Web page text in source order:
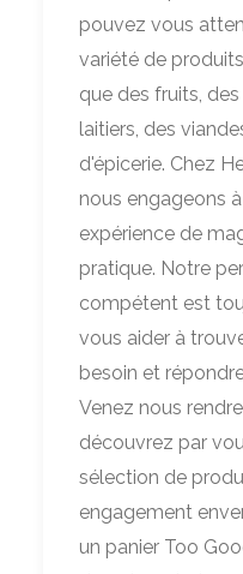
pouvez vous
variété de
que des fruits,
laitiers, des
d'épicerie. Chez
nous engageons
expérience de
pratique. Notre
compétent est
vous aider à
besoin et
Venez nous
découvrez par
sélection de
engagement
un panier Too